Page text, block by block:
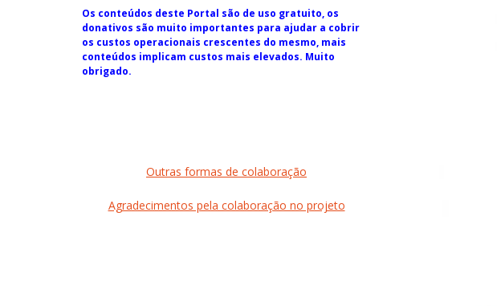
Os conteúdos deste Portal são de uso gratuito, os
donativos são muito importantes para ajudar a cobrir
os custos operacionais crescentes do mesmo, mais
conteúdos implicam custos mais elevados. Muito
obrigado.
Outras formas de colaboração
Agradecimentos pela colaboração no projeto